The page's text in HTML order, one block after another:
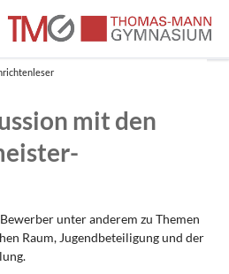
mit den
unter anderem zu Themen
Raum, Jugendbeteiligung und der